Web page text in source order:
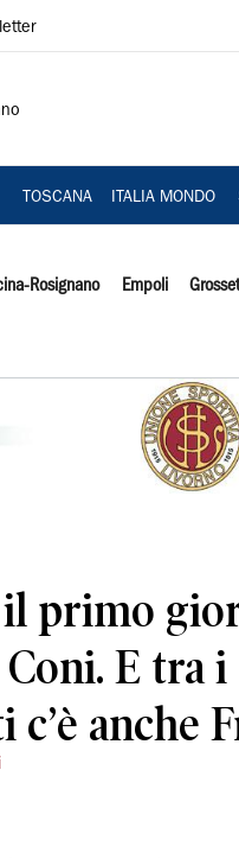
TOSCANA ITALIA MONDO
Rosignano Empoli
primo
E tra i
c’è anche